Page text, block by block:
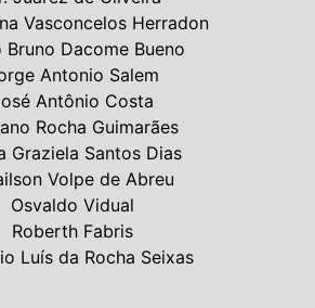
Vasconcelos Herradon
Bruno Dacome Bueno
Antonio Salem
Antônio Costa
Rocha Guimarães
Graziela Santos Dias
Volpe de Abreu
Osvaldo Vidual
Roberth Fabris
Luís da Rocha Seixas